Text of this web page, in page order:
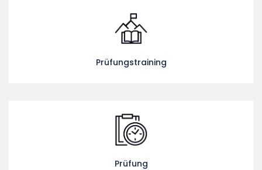
Prüfungstraining
Prüfung